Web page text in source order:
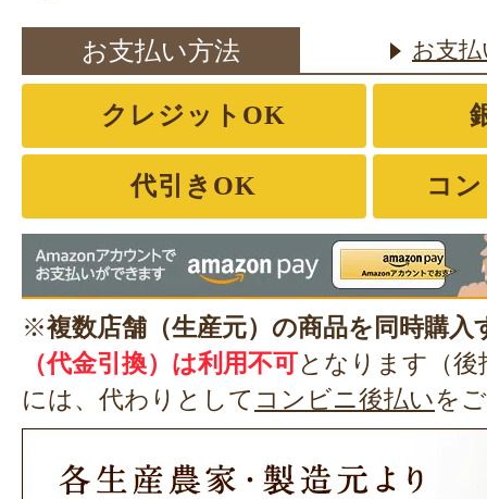
お支払い方法 お支
クレジットOK
代引きOK コ
※複数店舗（生産元）の商品を同時購入
（代金引換）は利用不可 となります（
には、代わりとして コンビニ後払いを